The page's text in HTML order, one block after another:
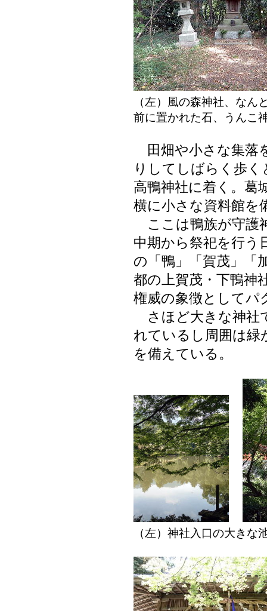
（左）風の森神社、
前に置かれた石、うんこ
田畑や小さな集落
りしてしばらく歩
高鴨神社に着く。葛
横に小さな資料館を
ここは鴨族が守護
中期から祭祀を行う
の「鴨」「賀茂」「
都の上賀茂・下鴨神
権威の象徴としてパ
さほど大きな神社
れているし周囲は緑
を備えている。
（左）神社入口の大